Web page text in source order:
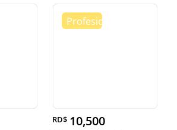
RD$ 10,500